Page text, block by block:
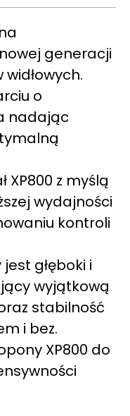
generacji
o
nadając
XP800 z myślą
wydajności
kontroli
głęboki i
wyjątkową
stabilność
i bez.
XP800 do